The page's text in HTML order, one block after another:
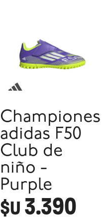
Championes
adidas F50
Club de
niño -
Purple
$U 3.390